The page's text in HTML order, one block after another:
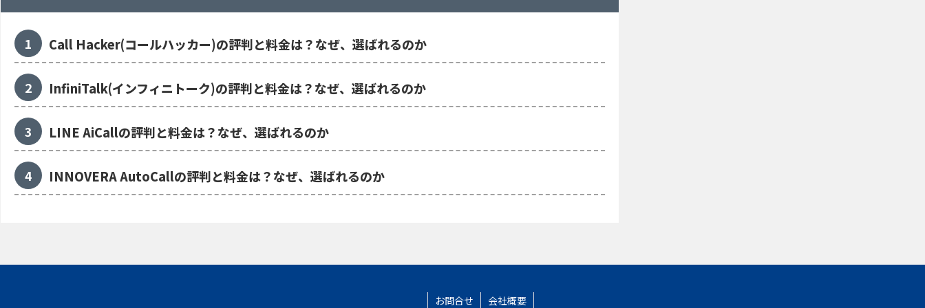
Call Hacker(コールハッカー)の評判と料金は？なぜ、選ばれるのか
InfiniTalk(インフィニトーク)の評判と料金は？なぜ、選ばれるのか
LINE AiCallの評判と料金は？なぜ、選ばれるのか
INNOVERA AutoCallの評判と料金は？なぜ、選ばれるのか
お問合せ 会社概要